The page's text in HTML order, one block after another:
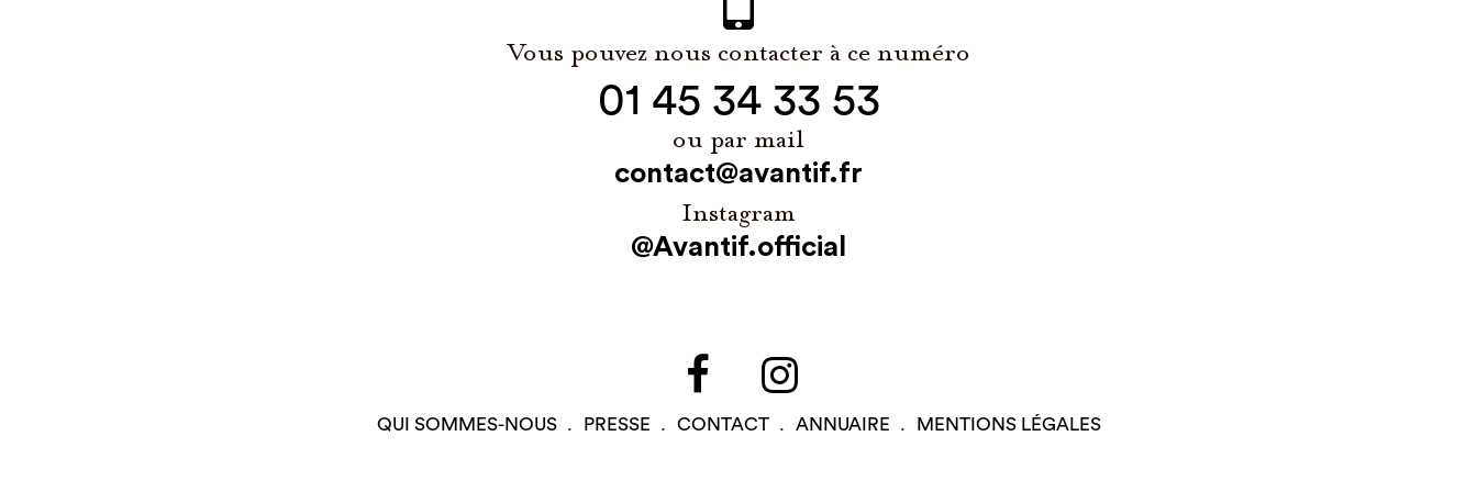
Vous pouvez nous contacter à ce numéro
01 45 34 33 53
ou par mail
contact@avantif.fr
Instagram
@Avantif.official
QUI SOMMES-NOUS PRESSE CONTACT ANNUAIRE MENTIONS LÉGALES